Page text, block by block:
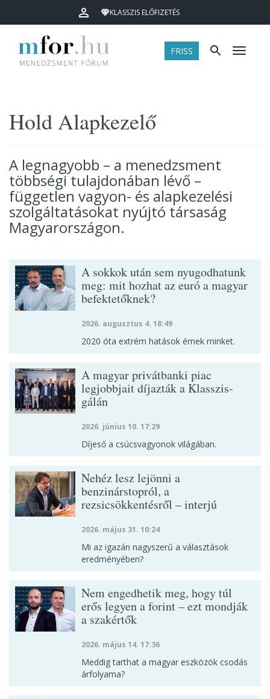
KLASSZIS ELŐFIZETÉS
FRISS Menü
Hold Alapkezelő
A legnagyobb – a menedzsment
többségi tulajdonában lévő –
független vagyon- és alapkezelési
szolgáltatásokat nyújtó társaság
Magyarországon.
A sokkok után sem nyugodhatunk
meg: mit hozhat az euró a magyar
befektetőknek?
2026. augusztus 4. 18:49
2020 óta extrém hatások érnek minket.
A magyar privátbanki piac
legjobbjait díjazták a Klasszis-
gálán
2026. június 10. 17:29
Díjeső a csúcsvagyonok világában.
Nehéz lesz lejönni a
benzinárstopról, a
rezsicsökkentésről – interjú
2026. május 31. 10:24
Mi az igazán nagyszerű a választások
eredményében?
Nem engedhetik meg, hogy túl
erős legyen a forint – ezt mondják
a szakértők
2026. május 14. 17:36
Meddig tarthat a magyar eszközök csodás
árfolyama?